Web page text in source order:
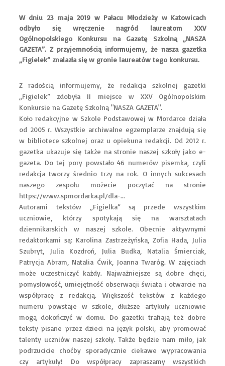
W dniu 23 maja 2019 w Pałacu Młodzieży w Katowicach
odbyło się wręczenie nagród laureatom XXV
Ogólnopolskiego Konkursu na Gazetę Szkolną „NASZA
GAZETA”. Z przyjemnością informujemy, że nasza gazetka
„Figielek” znalazła się w gronie laureatów tego konkursu.
Z radością informujemy, że redakcja szkolnej gazetki
„Figielek” zdobyła II miejsce w XXV Ogólnopolskim
Konkursie na Gazetę Szkolną "NASZA GAZETA".
Koło redakcyjne w Szkole Podstawowej w Mordarce działa
od 2005 r. Wszystkie archiwalne egzemplarze znajdują się
w bibliotece szkolnej oraz u opiekuna redakcji. Od 2012 r.
gazetka ukazuje się także na stronie naszej szkoły jako e-
gazeta. Do tej pory powstało 46 numerów pisemka, czyli
redakcja tworzy średnio trzy na rok. O innych sukcesach
naszego zespołu możecie poczytać na stronie
https://www.spmordarka.pl/dla-...
Autorami tekstów „Figielka” są przede wszystkim
uczniowie, którzy spotykają się na warsztatach
dziennikarskich w naszej szkole. Obecnie aktywnymi
redaktorkami są: Karolina Zastrzeżyńska, Zofia Hada, Julia
Szubryt, Julia Kozdroń, Julia Budka, Natalia Śmierciak,
Patrycja Abram, Natalia Ćwik, Joanna Twaróg. W zajęciach
może uczestniczyć każdy. Najważniejsze są dobre chęci,
pomysłowość, umiejętność obserwacji świata i otwarcie na
współpracę z redakcją. Większość tekstów z każdego
numeru powstaje w szkole, dłuższe artykuły uczniowie
mogą dokończyć w domu. Do gazetki trafiają też dobre
teksty pisane przez dzieci na język polski, aby promować
talenty uczniów naszej szkoły. Także będzie nam miło, jak
podrzucicie choćby sporadycznie ciekawe wypracowania
czy artykuły! Do współpracy zapraszamy wszystkich